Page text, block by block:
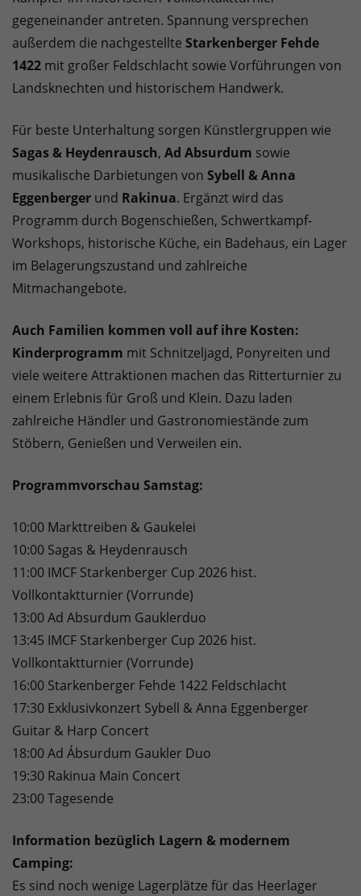
gegeneinander antreten. Spannung versprechen
außerdem die nachgestellte Starkenberger Fehde
1422 mit großer Feldschlacht sowie Vorführungen von
Landsknechten und historischem Handwerk.
Für beste Unterhaltung sorgen Künstlergruppen wie
Sagas & Heydenrausch, Ad Absurdum sowie
musikalische Darbietungen von Sybell & Anna
Eggenberger und Rakinua. Ergänzt wird das
Programm durch Bogenschießen, Schwertkampf-
Workshops, historische Küche, ein Badehaus, ein Lager
im Belagerungszustand und zahlreiche
Mitmachangebote.
Auch Familien kommen voll auf ihre Kosten:
Kinderprogramm mit Schnitzeljagd, Ponyreiten und
viele weitere Attraktionen machen das Ritterturnier zu
einem Erlebnis für Groß und Klein. Dazu laden
zahlreiche Händler und Gastronomiestände zum
Stöbern, Genießen und Verweilen ein.
Programmvorschau Samstag:
10:00 Markttreiben & Gaukelei
10:00 Sagas & Heydenrausch
11:00 IMCF Starkenberger Cup 2026 hist.
Vollkontaktturnier (Vorrunde)
13:00 Ad Absurdum Gauklerduo
13:45 IMCF Starkenberger Cup 2026 hist.
Vollkontaktturnier (Vorrunde)
16:00 Starkenberger Fehde 1422 Feldschlacht
17:30 Exklusivkonzert Sybell & Anna Eggenberger
Guitar & Harp Concert
18:00 Ad Ábsurdum Gaukler Duo
19:30 Rakinua Main Concert
23:00 Tagesende
Information bezüglich Lagern & modernem
Camping:
Es sind noch wenige Lagerplätze für das Heerlager